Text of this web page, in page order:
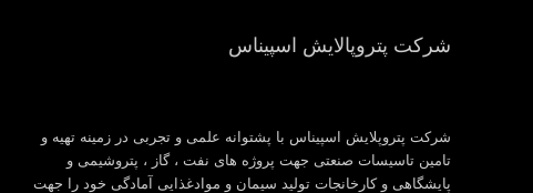
شرکت پتروپالایش اسپیناس
شرکت پتروپلایش اسپیناس با پشتوانه علمی و تجربی در زمینه تهیه و
تامین تاسیسات صنعتی جهت پروژه های نفت ، گاز ، پتروشیمی و
پایشگاهی و کارخانجات تولید سیمان و موادغذایی آمادگی خود را جهت